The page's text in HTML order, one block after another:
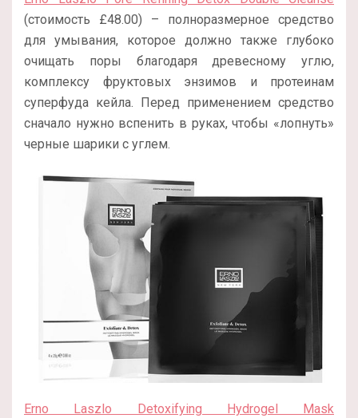
(стоимость £48.00) – полноразмерное средство
для умывания, которое должно также глубоко
очищать поры благодаря древесному углю,
комплексу фруктовых энзимов и протеинам
суперфуда кейла. Перед применением средство
сначало нужно вспенить в руках, чтобы «лопнуть»
черные шарики с углем.
Erno Laszlo Detoxifying Hydrogel Mask